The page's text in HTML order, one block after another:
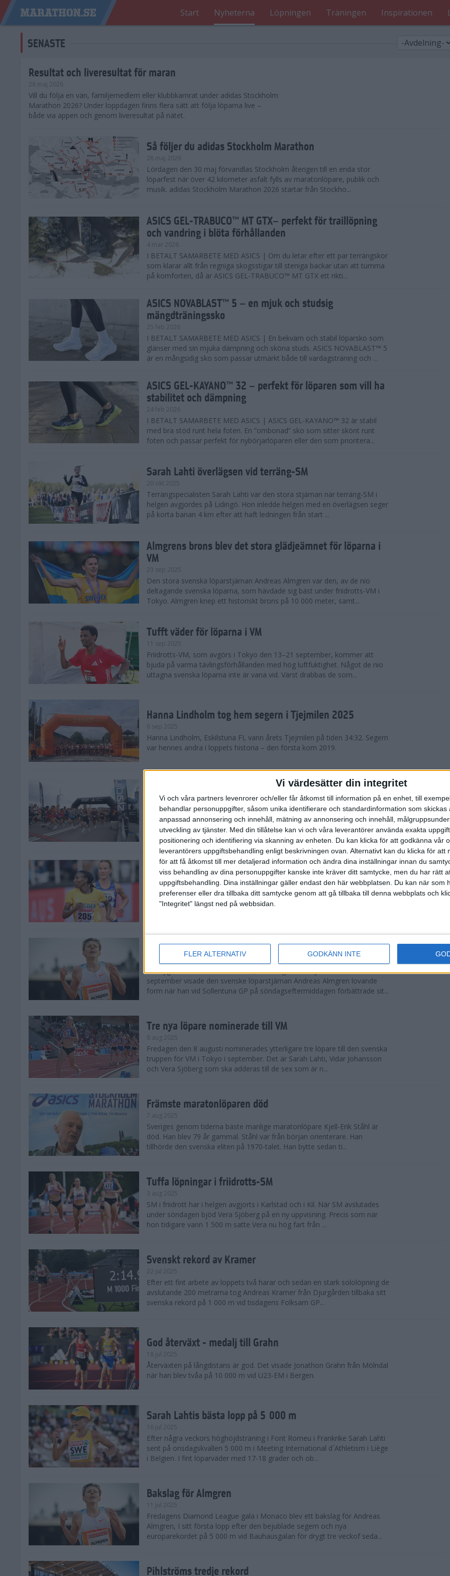
Vi värdesätter din integritet
Vi och våra partners levenrorer och/eller får åtkomst till information på en enhet, till
behandlar personuppgifter, såsom unika identifierare och standardinformation som skickas
anpassad annonsering och innehåll, mätning av annonsering och innehåll,
utveckling av tjänster. Med din tillåtelse kan vi och våra leverantörer använda exakta
positionering och identifiering via skanning av enheten. Du kan klicka för att godkänna vår
leverantörers uppgiftsbehandling enligt beskrivningen ovan. Alternativt kan du klicka för att
för att få åtkomst till mer detaljerad information och ändra dina inställningar innan du
viss behandling av dina personuppgifter kanske inte kräver ditt samtycke, men du har rätt
uppgiftsbehandling. Dina inställningar gäller endast den här webbplatsen. Du kan när som
preferenser eller dra tillbaka ditt samtycke genom att gå tillbaka till denna webbplats och
"Integritet" längst ned på webbsidan.
FLER ALTERNATIV GODKÄNN INTE
Start Nyheterna Löpningen Träningen Inspirationen
SENASTE
Resultat och liveresultat för maran
28 maj 2026
​Vill du följa en vän, familjemedlem eller klubbkamrat under adidas Stockholm
Marathon 2026? Under loppdagen finns flera sätt att följa löparna live –
både via appen och genom liveresultat på nätet.
Så följer du adidas Stockholm Marathon
28 maj 2026
Lördagen den 30 maj förvandlas Stockholm återigen till en enda stor
löparfest när över 42 kilometer asfalt fylls av maratonlöpare, publik och
musik. adidas Stockholm Marathon 2026 startar från Stockho...
ASICS GEL-TRABUCO™ MT GTX– perfekt för traillöpning
och vandring i blöta förhållanden
4 mar 2026
I BETALT SAMARBETE MED ASICS | Om du letar efter ett par terrängskor
som klarar allt från regniga skogsstigar till steniga backar utan att tumma
på komforten, då är ASICS GEL-TRABUCO™ MT GTX ett rikti...
ASICS NOVABLAST™ 5 – en mjuk och studsig
mängdträningssko
25 feb 2026
I BETALT SAMARBETE MED ASICS | En bekväm och stabil löparsko som
glänser med sin mjuka dämpning och sköna studs. ASICS NOVABLAST™ 5
är en mångsidig sko som passar utmärkt både till vardagsträning och ...
ASICS GEL-KAYANO™ 32 – perfekt för löparen som vill ha
stabilitet och dämpning
24 feb 2026
I BETALT SAMARBETE MED ASICS | ASICS GEL-KAYANO™ 32 är stabil
med bra stöd runt hela foten. En ”ombonad” sko som sitter skönt runt
foten och passar perfekt för nybörjarlöparen eller den som prioritera...
Sarah Lahti överlägsen vid terräng-SM
20 okt 2025
Terrängspecialisten Sarah Lahti var den stora stjärnan när terräng-SM i
helgen avgjordes på Lidingö. Hon inledde helgen med en överlägsen seger
på korta banan 4 km efter att haft ledningen från start ...
Almgrens brons blev det stora glädjeämnet för löparna i
VM
23 sep 2025
Den stora svenska löparstjärnan Andreas Almgren var den, av de nio
deltagande svenska löparna, som hävdade sig bäst under friidrotts-VM i
Tokyo. Almgren knep ett historiskt brons på 10 000 meter, samt...
Tufft väder för löparna i VM
11 sep 2025
Friidrotts-VM, som avgörs i Tokyo den 13–21 september, kommer att
bjuda på varma tävlingsförhållanden med hög luftfuktighet. Något de nio
uttagna svenska löparna inte är vana vid. Värst drabbas de som...
Hanna Lindholm tog hem segern i Tjejmilen 2025
6 sep 2025
Hanna Lindholm, Eskilstuna FI, vann årets Tjejmilen på tiden 34:32. Segern
var hennes andra i loppets historia – den första kom 2019.
Snabbaste segertiden på 12 år i rekordstort adidas
Stockholm Halvmaraton
30 aug 2025
Ett slutsålt och rekordstort adidas Stockholm Halvmaraton avgjordes i
nästintill perfekt löparväder. 18 grader, mulet och väldigt lite vind. Totalt
var 19,866 löpare anmälda, varav 15,807 kom till sta...
Löparna viktiga när Sverige vann Finnkampen
26 aug 2025
Den hundrade upplagan av Finnkampen, världens äldsta och största
landskamp i friidrott, avgjordes inför fullsatta läktare på Stockholms
Svenskt rekord när Almgren testade VM-formen
En dryg månad före friidrotts-VM, som avgörs i Tokyo den 13-21
september visade den svenske löparstjärnan Andreas Almgren lovande
form när han vid Sollentuna GP på söndagseftermiddagen förbättrade sit...
Tre nya löpare nominerade till VM
8 aug 2025
Fredagen den 8 augusti nominerades ytterligare tre löpare till den svenska
truppen för VM i Tokyo i september. Det är Sarah Lahti, Vidar Johansson
och Vera Sjöberg som ska adderas till de sex som är n...
Främste maratonlöparen död
7 aug 2025
Sveriges genom tiderna bäste manlige maratonlöpare Kjell-Erik Ståhl är
död. Han blev 79 år gammal. Ståhl var från början orienterare. Han
tillhörde den svenska eliten på 1970-talet. Han bytte sedan ti...
Tuffa löpningar i friidrotts-SM
3 aug 2025
SM i friidrott har i helgen avgjorts i Karlstad och i Kil. När SM avslutades
under söndagen bjöd Vera Sjöberg på en ny uppvisning. Precis som när
hon tidigare vann 1 500 m satte Vera nu hög fart från ...
Svenskt rekord av Kramer
22 jul 2025
Efter ett fint arbete av loppets två harar och sedan en stark sololöpning de
avslutande 200 metrarna tog Andreas Kramer från Djurgården tillbaka sitt
svenska rekord på 1 000 m vid tisdagens Folksam GP...
God återväxt - medalj till Grahn
18 jul 2025
Återväxten på långdistans är god. Det visade Jonathon Grahn från Mölndal
när han blev tvåa på 10 000 m vid U23-EM i Bergen.
Sarah Lahtis bästa lopp på 5 000 m
16 jul 2025
Efter några veckors höghöjdsträning i Font Romeu i Frankrike Sarah Lahti
sent på onsdagskvällen 5 000 m i Meeting International d´Athletism i Liège
i Belgien. I fint löparväder med 17-18 grader och ob...
Bakslag för Almgren
11 jul 2025
Fredagens Diamond League gala i Monaco blev ett bakslag för Andreas
Almgren, I sitt första lopp efter den bejublade segern och nya
europarekordet på 5 000 m vid Bauhausgalan för drygt tre veckof seda...
Pihlströms tredje rekord